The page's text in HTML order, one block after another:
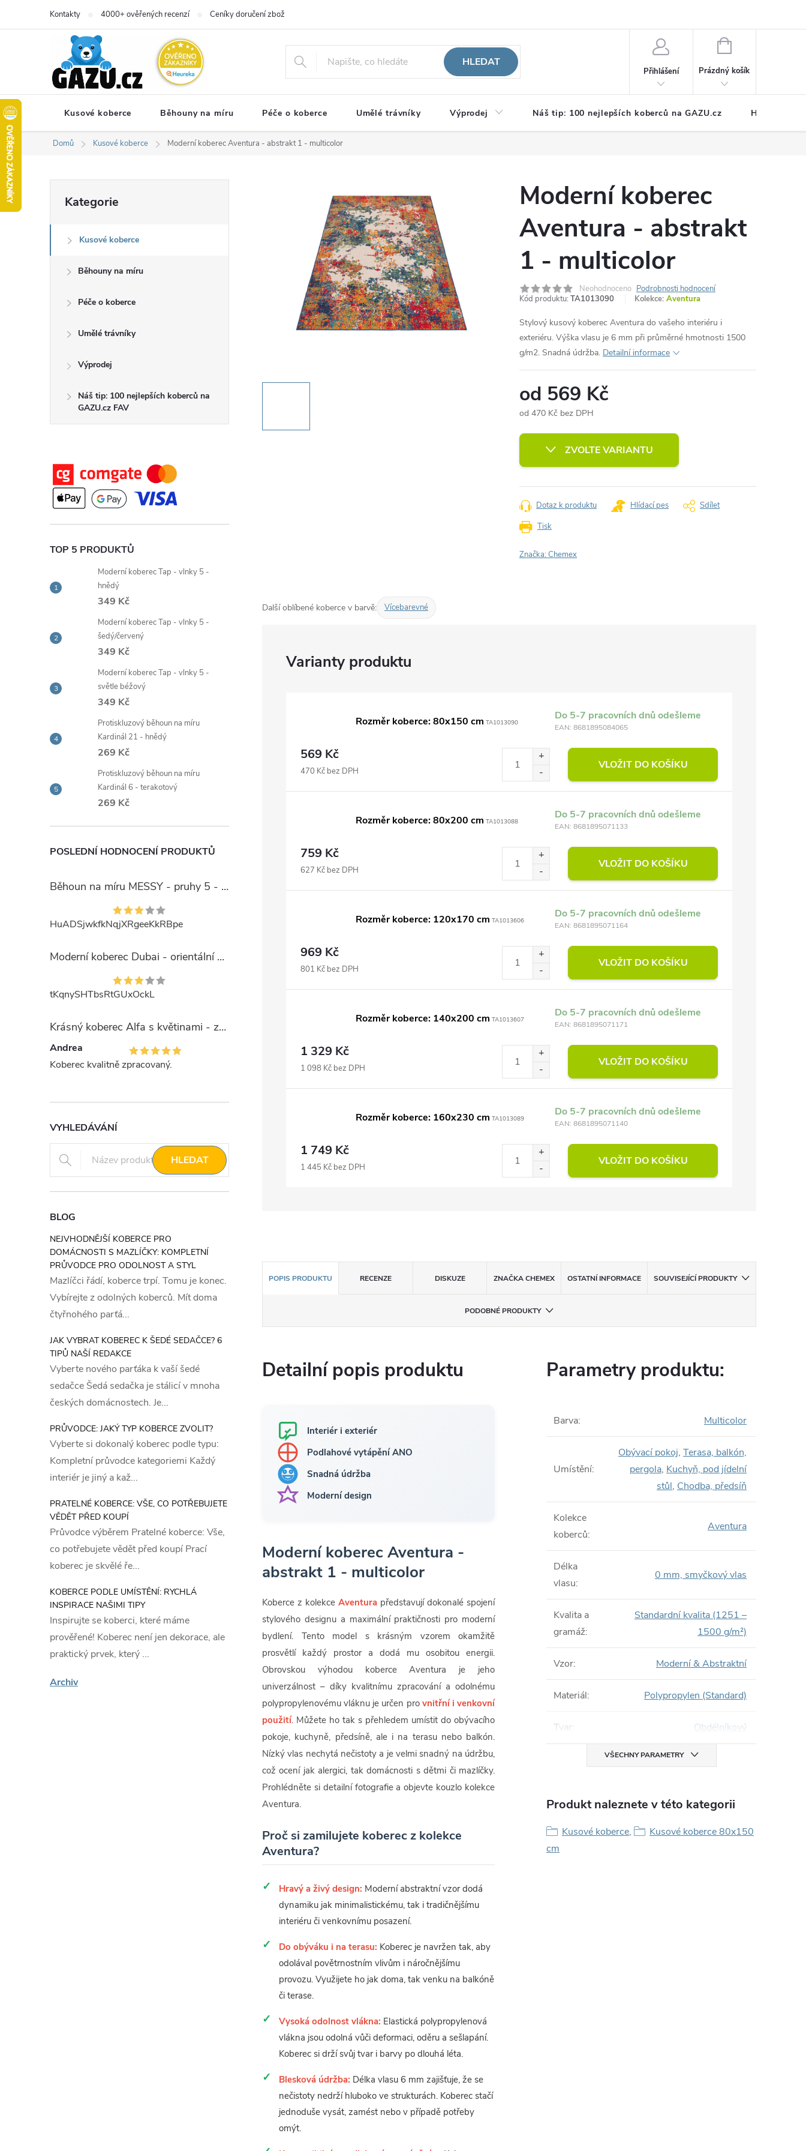
Kontakty 4000+ ověřených recenzí Ceníky doručení zboží
HLEDAT
Přihlášení
NÁKUPNÍ
Prázdný košík
Kusové koberce Běhouny na míru Péče o koberce Umělé trávníky Výprodej Náš tip: 100 nejlepších koberců na GAZU.cz Hodnocení
Domů Kusové koberce Moderní koberec Aventura - abstrakt 1 - multicolor
o
s
í
p
a
n
e
l
kategorie
Kategorie
Kusové koberce
Běhouny na míru
Péče o koberce
Umělé trávníky
Výprodej
Náš tip: 100 nejlepších koberců na
GAZU.cz FAV
TOP 5 PRODUKTŮ
Moderní koberec Tap - vlnky 5 -
hnědý
349 Kč
Moderní koberec Tap - vlnky 5 -
šedý/červený
349 Kč
Moderní koberec Tap - vlnky 5 -
světle béžový
349 Kč
Protiskluzový běhoun na míru
Kardinál 21 - hnědý
269 Kč
Protiskluzový běhoun na míru
Kardinál 6 - terakotový
269 Kč
POSLEDNÍ HODNOCENÍ PRODUKTŮ
Běhoun na míru MESSY - pruhy 5 - béžový
HuADSjwkfkNqjXRgeeKkRBpe
Moderní koberec Dubai - orientální 6 - červený
tKqnySHTbsRtGUxOckL
Krásný koberec Alfa s květinami - zelený
Andrea
Koberec kvalitně zpracovaný.
VYHLEDÁVÁNÍ
HLEDAT
BLOG
NEJVHODNĚJŠÍ KOBERCE PRO
DOMÁCNOSTI S MAZLÍČKY: KOMPLETNÍ
PRŮVODCE PRO ODOLNOST A STYL
Mazlíčci řádí, koberce trpí. Tomu je konec.
Vybírejte z odolných koberců. Mít doma
čtyřnohého parťá...
JAK VYBRAT KOBEREC K ŠEDÉ SEDAČCE? 6
TIPŮ NAŠÍ REDAKCE
Vyberte nového parťáka k vaší šedé
sedačce Šedá sedačka je stálicí v mnoha
českých domácnostech. Je...
PRŮVODCE: JAKÝ TYP KOBERCE ZVOLIT?
Vyberte si dokonalý koberec podle typu:
Kompletní průvodce kategoriemi Každý
interiér je jiný a kaž...
PRATELNÉ KOBERCE: VŠE, CO POTŘEBUJETE
VĚDĚT PŘED KOUPÍ
Průvodce výběrem Pratelné koberce: Vše,
co potřebujete vědět před koupí Prací
koberec je skvělé ře...
KOBERCE PODLE UMÍSTĚNÍ: RYCHLÁ
INSPIRACE NAŠIMI TIPY
Inspirujte se koberci, které máme
prověřené! Koberec není jen dekorace, ale
praktický prvek, který ...
Archiv
Moderní koberec
Aventura - abstrakt
1 - multicolor
Neohodnoceno Podrobnosti hodnocení
Kód produktu: TA1013090 Kolekce: Aventura
Stylový kusový koberec Aventura do vašeho interiéru i
exteriéru. Výška vlasu je 6 mm při průměrné hmotnosti 1500
g/m2. Snadná údržba. Detailní informace
od 569 Kč
od 470 Kč bez DPH
cena:
ZVOLTE VARIANTU
Tisk
Dotaz k produktu Hlídací pes Sdílet
Značka:Chemex
Další oblíbené koberce v barvě: Vícebarevné
Rozměr koberce: 80x150 cm TA1013090
Do 5-7 pracovních dnů odešleme
EAN: 8681895084065
569 Kč
470 Kč bez DPH VLOŽIT DO KOŠÍKU
Rozměr koberce: 80x200 cm TA1013088
Do 5-7 pracovních dnů odešleme
EAN: 8681895071133
759 Kč
627 Kč bez DPH VLOŽIT DO KOŠÍKU
Rozměr koberce: 120x170 cm TA1013606
Do 5-7 pracovních dnů odešleme
EAN: 8681895071164
969 Kč
801 Kč bez DPH VLOŽIT DO KOŠÍKU
Rozměr koberce: 140x200 cm TA1013607
Do 5-7 pracovních dnů odešleme
EAN: 8681895071171
1 329 Kč
1 098 Kč bez DPH VLOŽIT DO KOŠÍKU
Rozměr koberce: 160x230 cm TA1013089
Do 5-7 pracovních dnů odešleme
EAN: 8681895071140
1 749 Kč
1 445 Kč bez DPH VLOŽIT DO KOŠÍKU
POPIS PRODUKTU RECENZE DISKUZE ZNAČKACHEMEX OSTATNÍ INFORMACE SOUVISEJÍCÍ PRODUKTY
PODOBNÉ PRODUKTY
Detailní popis produktu
Interiér i exteriér
Podlahové vytápění ANO
Snadná údržba
Moderní design
Moderní koberec Aventura -
abstrakt 1 - multicolor
Koberce z kolekce Aventura představují dokonalé spojení
stylového designu a maximální praktičnosti pro moderní
bydlení. Tento model s krásným vzorem okamžitě
prosvětlí každý prostor a dodá mu osobitou energii.
Obrovskou výhodou koberce Aventura je jeho
univerzálnost – díky kvalitnímu zpracování a odolnému
polypropylenovému vláknu je určen pro vnitřní i venkovní
použití. Můžete ho tak s přehledem umístit do obývacího
pokoje, kuchyně, předsíně, ale i na terasu nebo balkón.
Nízký vlas nechytá nečistoty a je velmi snadný na údržbu,
což ocení jak alergici, tak domácnosti s dětmi či mazlíčky.
Prohlédněte si detailní fotografie a objevte kouzlo kolekce
Aventura.
Proč si zamilujete koberec z kolekce
Aventura?
Hravý a živý design: Moderní abstraktní vzor dodá
dynamiku jak minimalistickému, tak i tradičnějšímu
interiéru či venkovnímu posazení.
Do obýváku i na terasu: Koberec je navržen tak, aby
odolával povětrnostním vlivům i náročnějšímu
provozu. Využijete ho jak doma, tak venku na balkóně
či terase.
Vysoká odolnost vlákna: Elastická polypropylenová
vlákna jsou odolná vůči deformaci, oděru a sešlapání.
Koberec si drží svůj tvar i barvy po dlouhá léta.
Blesková údržba: Délka vlasu 6 mm zajišťuje, že se
nečistoty nedrží hluboko ve strukturách. Koberec stačí
jednoduše vysát, zamést nebo v případě potřeby
omýt.
Parametry produktu:
Barva: Multicolor
Umístění:
Obývací pokoj, Terasa, balkón,
pergola, Kuchyň, pod jídelní
stůl, Chodba, předsíň
Kolekce
koberců:
Aventura
Délka
vlasu:
0 mm, smyčkový vlas
Kvalita a
gramáž:
Standardní kvalita (1251 –
1500 g/m²)
Vzor: Moderní & Abstraktní
Materiál: Polypropylen (Standard)
Tvar: Obdélníkový
VŠECHNY PARAMETRY
Produkt naleznete v této kategorii
Kusové koberce,
Kusové koberce 80x150
cm